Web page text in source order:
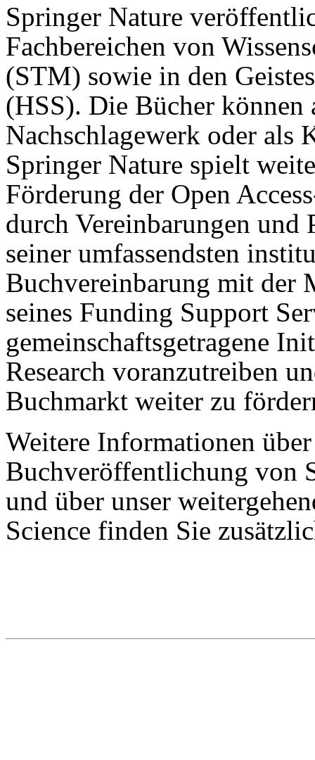
Springer Nature
Fachbereichen von
(STM) sowie in den
(HSS). Die Bücher
Nachschlagewerk oder als
Springer Nature spielt
Förderung der Open
durch Vereinbarungen und
seiner umfassendsten
Buchvereinbarung mit der
seines Funding Support
gemeinschaftsgetragene
Research voranzutreiben
Buchmarkt weiter zu
Weitere Informationen
Buchveröffentlichung von
und über unser
Science finden Sie